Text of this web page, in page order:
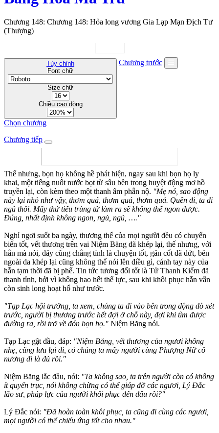
Chương 148: Chương 148: Hỏa long vương Gia Lạp Mạn Địch Tư
(Thượng)
Tùy chỉnh
Font chữ
Size chữ
Chiều cao dòng
Chương trước
Chọn chương
Chương tiếp
Thế nhưng, bọn họ không hề phát hiện, ngay sau khi bọn họ ly
khai, một tiếng nuốt nước bọt từ sâu bên trong huyệt động mơ hồ
truyền lại, còn kèm theo một thanh âm phẫn nộ. "Mẹ nó, sao động
này lại nhỏ như vậy, thơm quá, thơm quá, thơm quá. Quên đi, ta đi
ngủ thôi. Mấy thứ tiểu trùng tử làm ra sẽ không thể ngon được.
Đúng, nhất định không ngon, ngủ, ngủ, …."
Nghỉ ngơi suốt ba ngày, thương thế của mọi người đều có chuyển
biến tốt, vết thương trên vai Niệm Băng đã khép lại, thế nhưng, với
hắn mà nói, đây cũng chẳng tính là chuyện tốt, gân cốt đã đứt, bên
ngoài da khép lại cũng không thể nói lên điều gì, cánh tay này của
hắn tạm thời đã bị phế. Tin tức tương đối tốt là Tử Thanh Kiếm đã
thanh tỉnh, bởi vì không hao hết thể lực, sau khi khôi phục hắn vẫn
còn sinh long hoạt hổ như trước.
"Tạp Lạc hội trưởng, ta xem, chúng ta đi vào bên trong động dò xét
trước, người bị thương trước hết đợi ở chỗ này, đợi khi tìm được
đường ra, rồi trở về đón bọn họ." Niệm Băng nói.
Tạp Lạc gật đầu, đáp: "Niệm Băng, vết thương của ngươi không
nhẹ, cũng lưu lại đi, có chúng ta mấy người cùng Phượng Nữ cô
nương đi là đủ rồi."
Niệm Băng lắc đầu, nói: "Ta không sao, ta trên người còn có không
ít quyển trục, nói không chừng có thể giúp đỡ các ngươi, Lý Đắc
lão sư, pháp lực của người khôi phục đến đâu rồi?"
Lý Đắc nói: "Đã hoàn toàn khôi phục, ta cũng đi cùng các ngươi,
mọi người có thể chiếu ứng tốt cho nhau."